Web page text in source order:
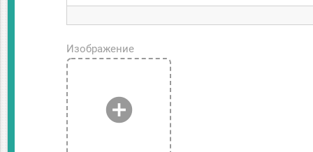
add_circle
Изображение